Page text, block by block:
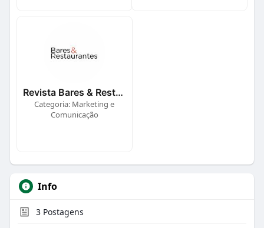
Revista Bares & Restaurantes
Categoria: Marketing e
Comunicação
Info
3Postagens